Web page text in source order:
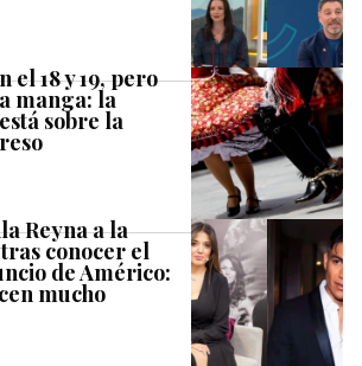
el 18 y 19, pero
manga: la
sobre la
Reyna a la
conocer el
de Américo:
mucho